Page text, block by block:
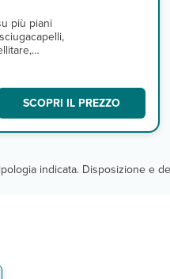
più piani
e terrazza o
SCOPRI IL PREZZO
indicata. Disposizione e